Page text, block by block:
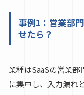
事例1：営業部
せたら？
業種はSaaSの営業
に集中し、入力漏れ